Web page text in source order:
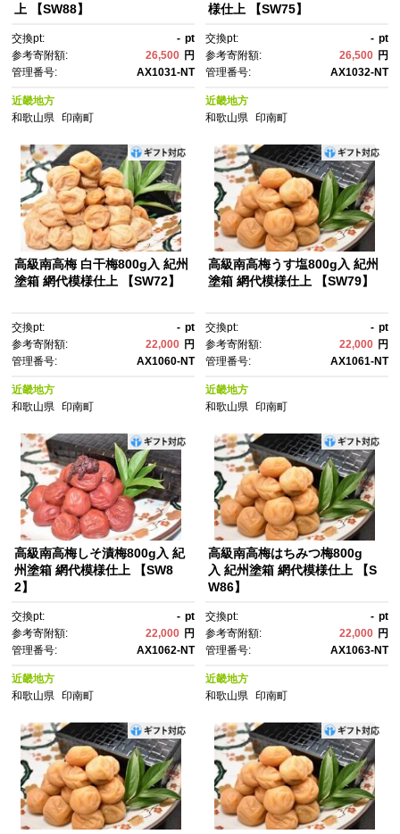
上 【SW88】
交換pt: - pt
参考寄附額:
26,500 円
管理番号:
AX1031-NT
近畿地方
和歌山県
印南町
様仕上 【SW75】
交換pt: - pt
参考寄附額:
26,500 円
管理番号:
AX1032-NT
近畿地方
和歌山県 印南町
高級南高梅 白干梅800g入 紀州
塗箱 網代模様仕上 【SW72】
交換pt: - pt
参考寄附額:
22,000 円
管理番号:
AX1060-NT
近畿地方
和歌山県
印南町
高級南高梅うす塩800g入 紀州
塗箱 網代模様仕上 【SW79】
交換pt: - pt
参考寄附額:
22,000 円
管理番号:
AX1061-NT
近畿地方
和歌山県 印南町
高級南高梅しそ漬梅800g入 紀
州塗箱 網代模様仕上 【SW8
2】
交換pt: - pt
参考寄附額:
22,000 円
管理番号:
AX1062-NT
近畿地方
和歌山県
印南町
高級南高梅はちみつ梅800g
入 紀州塗箱 網代模様仕上 【S
W86】
交換pt: - pt
参考寄附額:
22,000 円
管理番号:
AX1063-NT
近畿地方
和歌山県 印南町